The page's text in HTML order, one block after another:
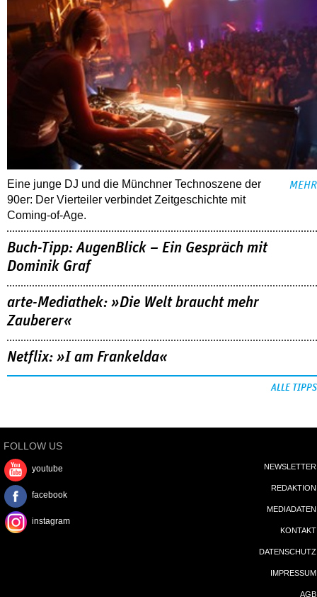
Eine junge DJ und die Münchner Technoszene der
90er: Der Vierteiler verbindet Zeitgeschichte mit
Coming-of-Age.
MEHR
Buch-Tipp: AugenBlick – Ein Gespräch mit
Dominik Graf
arte-Mediathek: »Die Welt braucht mehr
Zauberer«
Netflix: »I am Frankelda«
ALLE TIPPS
FOLLOW US
youtube
facebook
instagram
NEWSLETTER
REDAKTION
MEDIADATEN
KONTAKT
DATENSCHUTZ
IMPRESSUM
AGB